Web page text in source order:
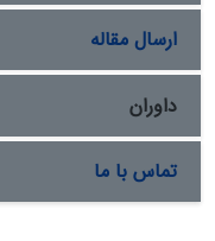
ارسال مقاله
داوران
تماس با ما